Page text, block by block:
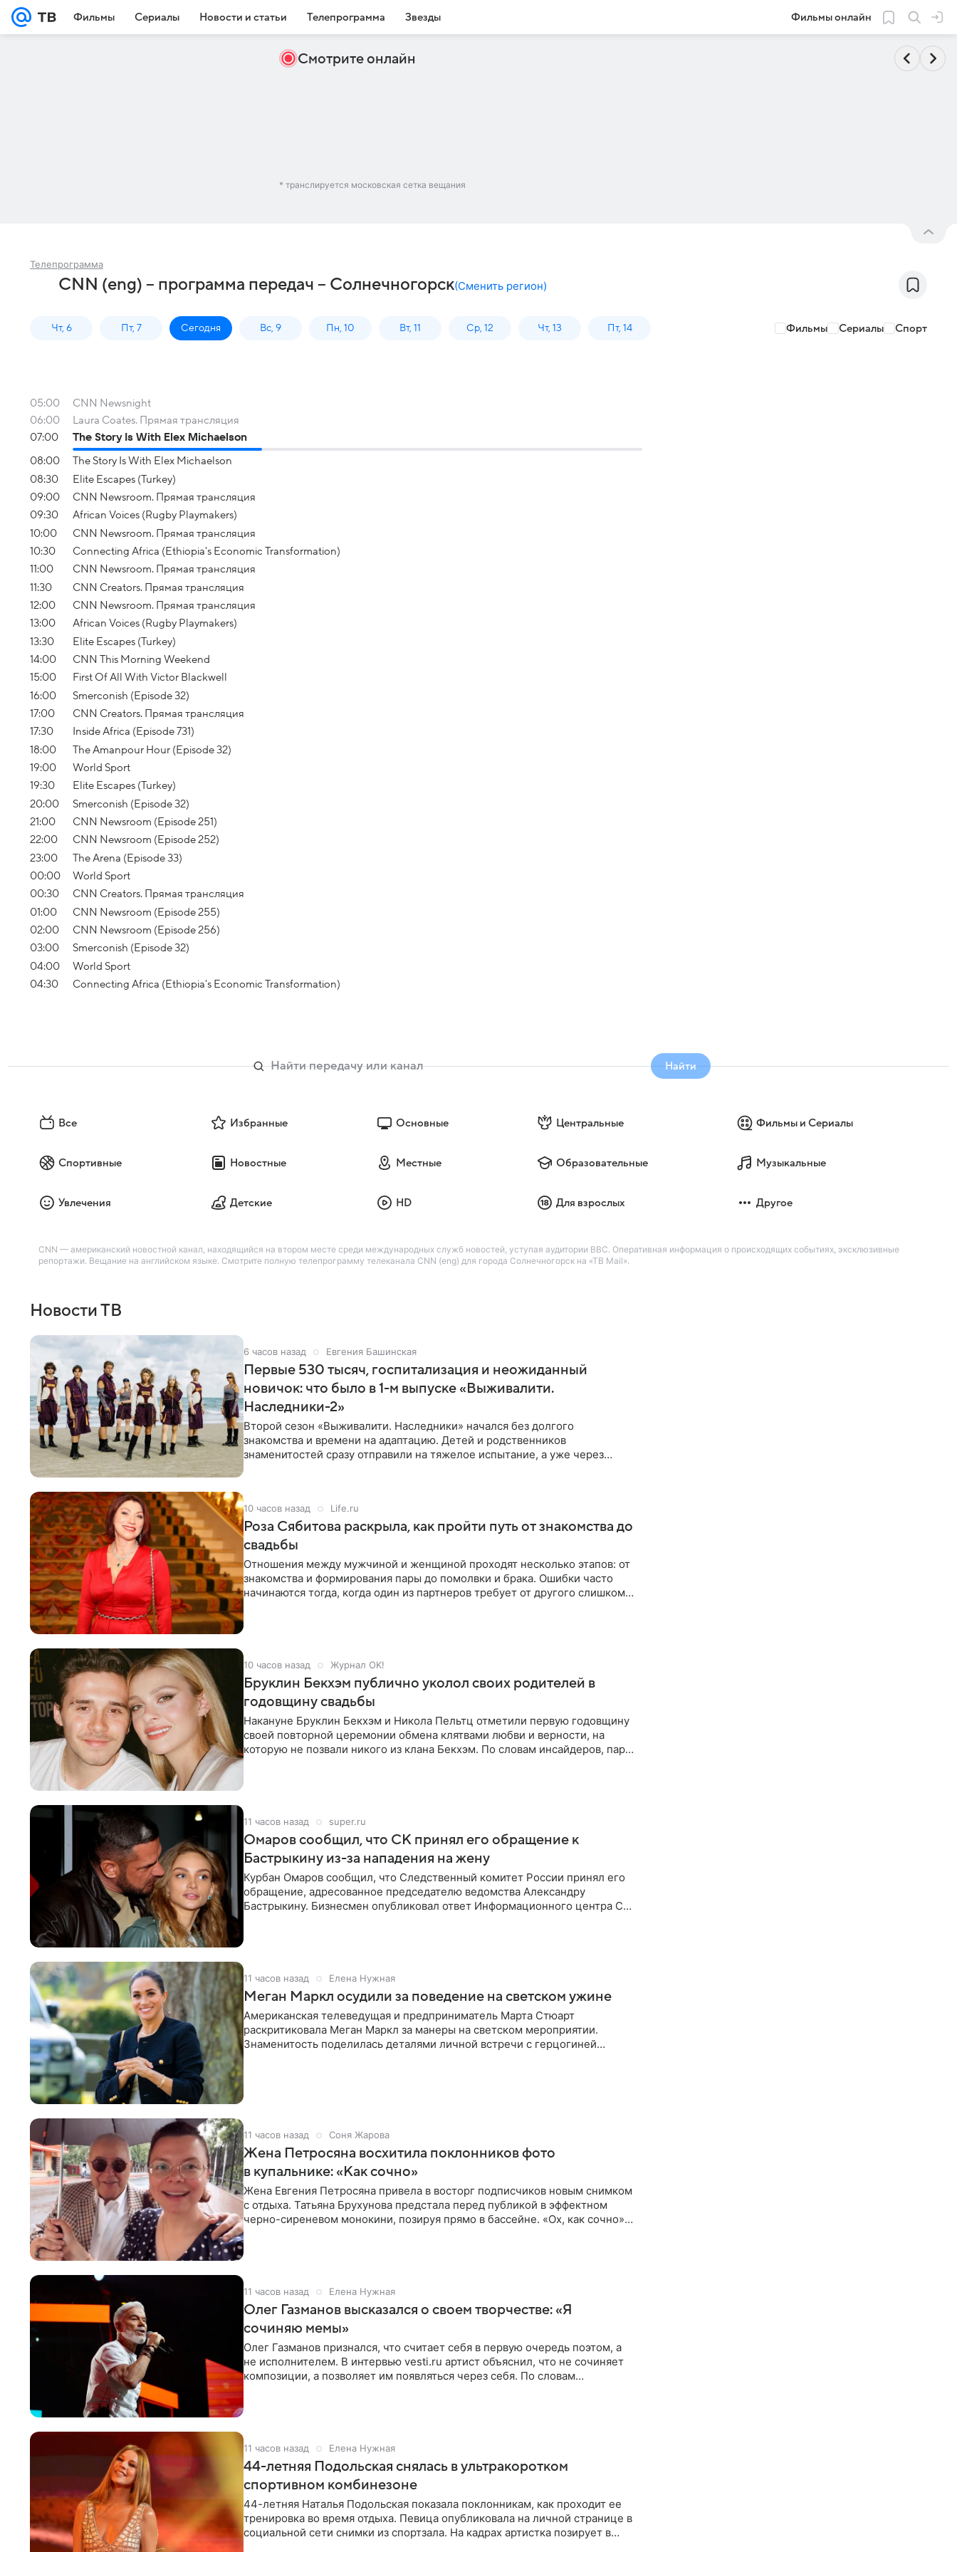
Фильмы Сериалы Новости и статьи Телепрограмма Звезды Фильмы онлайн
Смотрите онлайн
* транслируется московская сетка вещания
Телепрограмма
CNN (eng) – программа передач – Солнечногорск(Сменить регион)
Чт, 6 Пт, 7 Сегодня Вс, 9 Пн, 10 Вт, 11 Ср, 12 Чт, 13 Пт, 14 Фильмы Сериалы Спорт
05:00
CNN Newsnight
06:00
Laura Coates. Прямая трансляция
07:00
The Story Is With Elex Michaelson
08:00
The Story Is With Elex Michaelson
08:30
Elite Escapes (Turkey)
09:00
CNN Newsroom. Прямая трансляция
09:30
African Voices (Rugby Playmakers)
10:00
CNN Newsroom. Прямая трансляция
10:30
Connecting Africa (Ethiopia's Economic Transformation)
11:00
CNN Newsroom. Прямая трансляция
11:30
CNN Creators. Прямая трансляция
12:00
CNN Newsroom. Прямая трансляция
13:00
African Voices (Rugby Playmakers)
13:30
Elite Escapes (Turkey)
14:00
CNN This Morning Weekend
15:00
First Of All With Victor Blackwell
16:00
Smerconish (Episode 32)
17:00
CNN Creators. Прямая трансляция
17:30
Inside Africa (Episode 731)
18:00
The Amanpour Hour (Episode 32)
19:00
World Sport
19:30
Elite Escapes (Turkey)
20:00
Smerconish (Episode 32)
21:00
CNN Newsroom (Episode 251)
22:00
CNN Newsroom (Episode 252)
23:00
The Arena (Episode 33)
00:00
World Sport
00:30
CNN Creators. Прямая трансляция
01:00
CNN Newsroom (Episode 255)
02:00
CNN Newsroom (Episode 256)
03:00
Smerconish (Episode 32)
04:00
World Sport
04:30
Connecting Africa (Ethiopia's Economic Transformation)
Найти
Все Избранные Основные Центральные Фильмы и Сериалы
Спортивные Новостные Местные Образовательные Музыкальные
Увлечения Детские HD Для взрослых Другое
CNN — американский новостной канал, находящийся на втором месте среди международных служб новостей, уступая аудитории BBC. Оперативная информация о происходящих событиях, эксклюзивные
репортажи. Вещание на английском языке. Смотрите полную телепрограмму телеканала CNN (eng) для города Солнечногорск на «ТВ Mail».
Новости ТВ
6 часов назад Евгения Башинская
Первые 530 тысяч, госпитализация и неожиданный
новичок: что было в 1-м выпуске «Выживалити.
Наследники-2»
Второй сезон «Выживалити. Наследники» начался без долгого
знакомства и времени на адаптацию. Детей и родственников
знаменитостей сразу отправили на тяжелое испытание, а уже через
10 часов назад Life.ru
Роза Сябитова раскрыла, как пройти путь от знакомства до
свадьбы
Отношения между мужчиной и женщиной проходят несколько этапов: от
знакомства и формирования пары до помолвки и брака. Ошибки часто
начинаются тогда, когда один из партнеров требует от другого слишком
10 часов назад Журнал OK!
Бруклин Бекхэм публично уколол своих родителей в
годовщину свадьбы
Накануне Бруклин Бекхэм и Никола Пельтц отметили первую годовщину
своей повторной церемонии обмена клятвами любви и верности, на
которую не позвали никого из клана Бекхэм. По словам инсайдеров, пара
11 часов назад super.ru
Омаров сообщил, что СК принял его обращение к
Бастрыкину из-за нападения на жену
Курбан Омаров сообщил, что Следственный комитет России принял его
обращение, адресованное председателю ведомства Александру
Бастрыкину. Бизнесмен опубликовал ответ Информационного центра СК
11 часов назад Елена Нужная
Меган Маркл осудили за поведение на светском ужине
Американская телеведущая и предприниматель Марта Стюарт
раскритиковала Меган Маркл за манеры на светском мероприятии.
Знаменитость поделилась деталями личной встречи с герцогиней
11 часов назад Соня Жарова
Жена Петросяна восхитила поклонников фото
в купальнике: «Как сочно»
Жена Евгения Петросяна привела в восторг подписчиков новым снимком
с отдыха. Татьяна Брухунова предстала перед публикой в эффектном
черно-сиреневом монокини, позируя прямо в бассейне. «Ох, как сочно»,
11 часов назад Елена Нужная
Олег Газманов высказался о своем творчестве: «Я
сочиняю мемы»
Олег Газманов признался, что считает себя в первую очередь поэтом, а
не исполнителем. В интервью vesti.ru артист объяснил, что не сочиняет
композиции, а позволяет им появляться через себя. По словам
11 часов назад Елена Нужная
44-летняя Подольская снялась в ультракоротком
спортивном комбинезоне
44-летняя Наталья Подольская показала поклонникам, как проходит ее
тренировка во время отдыха. Певица опубликовала на личной странице в
социальной сети снимки из спортзала. На кадрах артистка позирует в